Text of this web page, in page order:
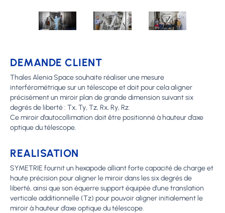
DEMANDE CLIENT
Thales Alenia Space souhaite réaliser une mesure
interférométrique sur un télescope et doit pour cela aligner
précisément un miroir plan de grande dimension suivant six
degrés de liberté : Tx, Ty, Tz, Rx, Ry, Rz.
Ce miroir d’autocollimation doit être positionné à hauteur d’axe
optique du télescope.
REALISATION
SYMETRIE fournit un hexapode alliant forte capacité de charge et
haute précision pour aligner le miroir dans les six degrés de
liberté, ainsi que son équerre support équipée d’une translation
verticale additionnelle (Tz) pour pouvoir aligner initialement le
miroir à hauteur d’axe optique du télescope.